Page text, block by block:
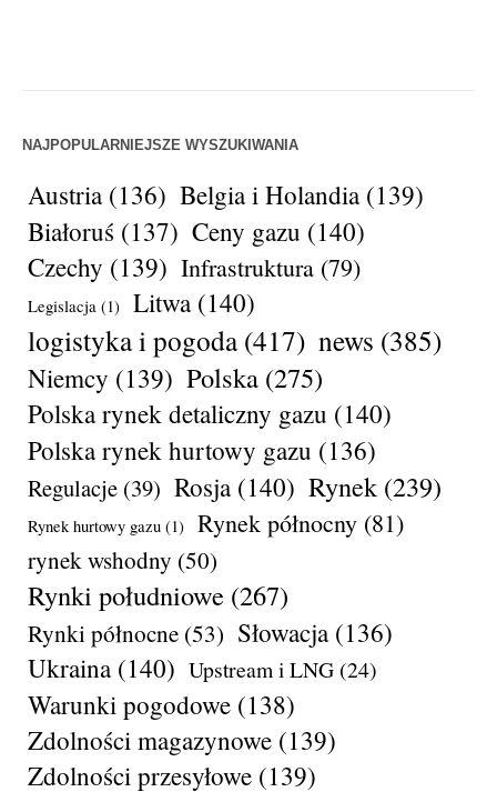
NAJPOPULARNIEJSZE WYSZUKIWANIA
Austria(136) Belgia i Holandia(139)
Białoruś (137) Ceny gazu (140)
Czechy (139) Infrastruktura (79)
Legislacja (1) Litwa(140)
logistyka i pogoda(417) news (385)
Niemcy (139) Polska (275)
Polska rynek detaliczny gazu (140)
Polska rynek hurtowy gazu (136)
Regulacje (39) Rosja(140) Rynek (239)
Rynek hurtowy gazu (1) Rynek północny (81)
rynek wshodny (50)
Rynki południowe (267)
Rynki północne (53) Słowacja(136)
Ukraina(140) Upstream i LNG (24)
Warunki pogodowe (138)
Zdolności magazynowe (139)
Zdolności przesyłowe (139)